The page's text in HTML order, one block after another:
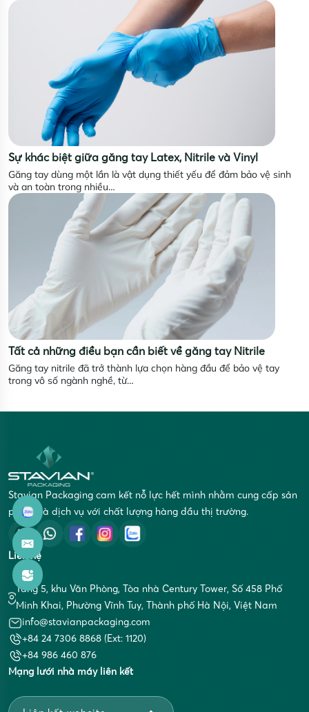
Sự khác biệt giữa găng tay Latex, Nitrile và Vinyl
Găng tay dùng một lần là vật dụng thiết yếu để đảm bảo vệ sinh
và an toàn trong nhiều…
Tất cả những điều bạn cần biết về găng tay Nitrile
Găng tay nitrile đã trở thành lựa chọn hàng đầu để bảo vệ tay
trong vô số ngành nghề, từ…
Stavian Packaging cam kết nỗ lực hết mình nhằm cung cấp sản
phẩm và dịch vụ với chất lượng hàng đầu thị trường.
Liên hệ
Tầng 5, khu Văn Phòng, Tòa nhà Century Tower, Số 458 Phố
Minh Khai, Phường Vĩnh Tuy, Thành phố Hà Nội, Việt Nam
info@stavianpackaging.com
+84 24 7306 8868 (Ext: 1120)
+84 986 460 876
Mạng lưới nhà máy liên kết